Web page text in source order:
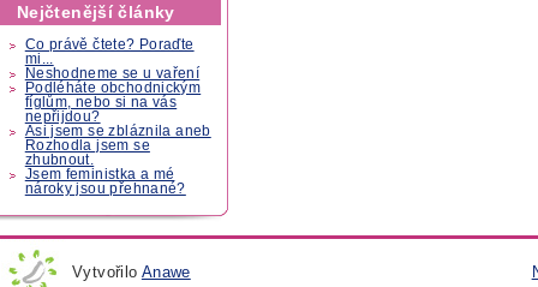
Nejčtenější články
Co právě čtete? Poraďte
mi...
Neshodneme se u vaření
Podléháte obchodnickým
fíglům, nebo si na vás
nepřijdou?
Asi jsem se zbláznila aneb
Rozhodla jsem se
zhubnout.
Jsem feministka a mé
nároky jsou přehnané?
Vytvořilo Anawe